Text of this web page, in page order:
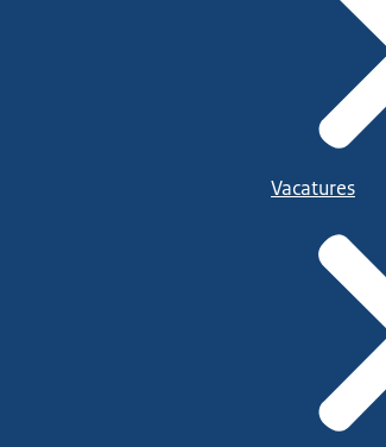
Vacatures